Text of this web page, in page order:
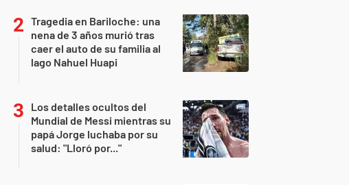
Tragedia en Bariloche: una
nena de 3 años murió tras
caer el auto de su familia al
lago Nahuel Huapi
Los detalles ocultos del
Mundial de Messi mientras su
papá Jorge luchaba por su
salud: "Lloró por..."